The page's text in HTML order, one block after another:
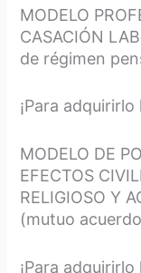
MODELO
CASACIÓN
de régimen
¡Para
MODELO DE
EFECTOS
RELIGIOSO Y
(mutuo
¡Para